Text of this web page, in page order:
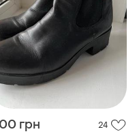
грн 24